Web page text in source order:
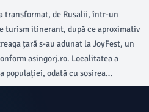
transformat, de Rusalii, într-un
turism itinerant, după ce aproximativ
țară s-au adunat la JoyFest, un
asingorj.ro. Localitatea a
populației, odată cu sosirea
în apropierea râului Jaleș.